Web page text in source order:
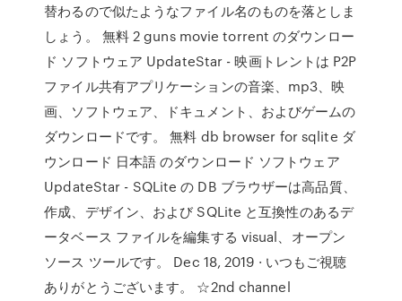
替わるので似たようなファイル名のものを落としま
しょう。 無料 2 guns movie torrent のダウンロー
ド ソフトウェア UpdateStar - 映画トレントは P2P
ファイル共有アプリケーションの音楽、mp3、映
画、ソフトウェア、ドキュメント、およびゲームの
ダウンロードです。 無料 db browser for sqlite ダ
ウンロード 日本語 のダウンロード ソフトウェア
UpdateStar - SQLite の DB ブラウザーは高品質、
作成、デザイン、および SQLite と互換性のあるデ
ータベース ファイルを編集する visual、オープン
ソース ツールです。 Dec 18, 2019 · いつもご視聴
ありがとうございます。 ☆2nd channel